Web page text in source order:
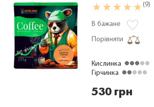
(9)
В бажане
Порівняти
Кислинка
Гірчинка
530 грн